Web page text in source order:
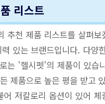
리스트
추천 제품 리스트를 살펴
있는 브랜드입니다. 다양
는 '헬시펫'의 제품이 있습
제품으로 높은 평을 받고
저칼로리 옵션이 있어